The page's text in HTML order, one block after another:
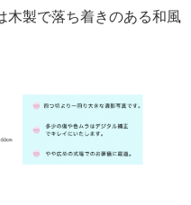
木製で落ち着きのある和風